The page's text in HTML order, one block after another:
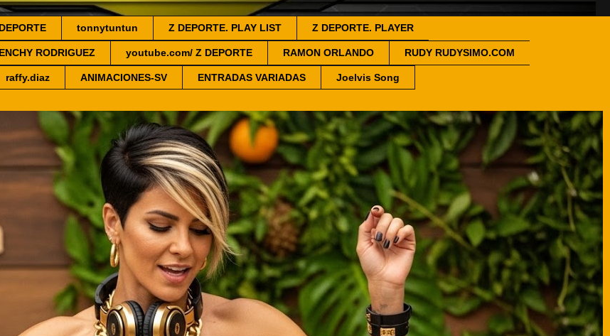
tonnytuntun Z DEPORTE. PLAY LIST Z DEPORTE. PLAYER
RODRIGUEZ youtube.com/ Z DEPORTE RAMON ORLANDO RUDY RUDYSIMO.COM
raffy.diaz ANIMACIONES-SV ENTRADAS VARIADAS Joelvis Song